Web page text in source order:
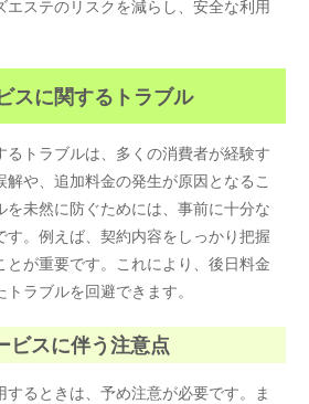
ステのリスクを減らし、安全な利用
スに関するトラブル
るトラブルは、多くの消費者が経験す
解や、追加料金の発生が原因となるこ
を未然に防ぐためには、事前に十分な
す。例えば、契約内容をしっかり把握
とが重要です。これにより、後日料金
ラブルを回避できます。
ビスに伴う注意点
るときは、予め注意が必要です。ま